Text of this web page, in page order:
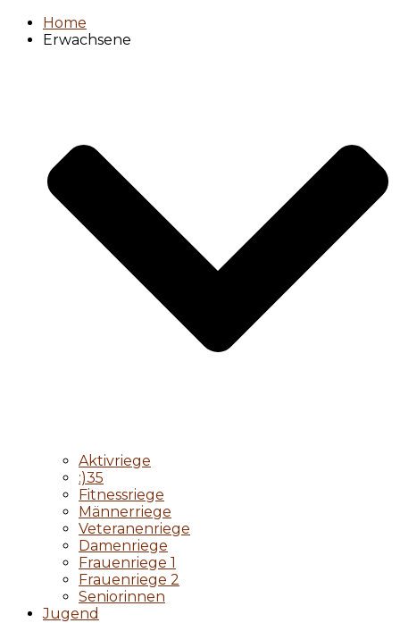
Home
Erwachsene
Aktivriege
:)35
Fitnessriege
Männerriege
Veteranenriege
Damenriege
Frauenriege 1
Frauenriege 2
Seniorinnen
Jugend